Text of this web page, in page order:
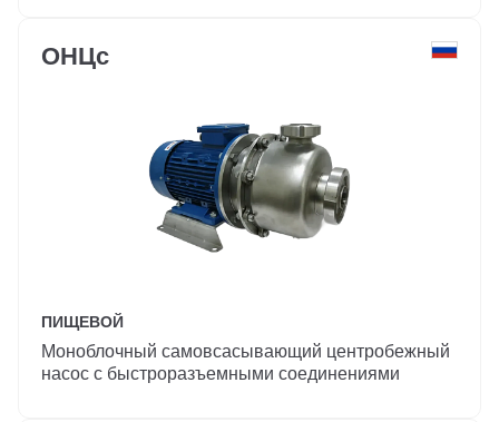
ОНЦс
ПИЩЕВОЙ
Моноблочный самовсасывающий центробежный
насос с быстроразъемными соединениями